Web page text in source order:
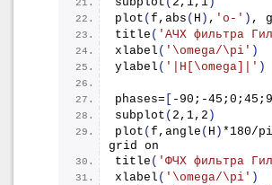
plot ( f, abs ( H ) , 'o-' ) ,
title ( 'АЧХ фильтра
xlabel ( '\omega/\pi' )
ylabel ( '|H[\omega]|' )
phases= -90;-
subplot ( 2,1,2 )
plot ( f, angle ( H ) *180/
grid on
title ( 'ФЧХ фильтра
xlabel ( '\omega/\pi' )